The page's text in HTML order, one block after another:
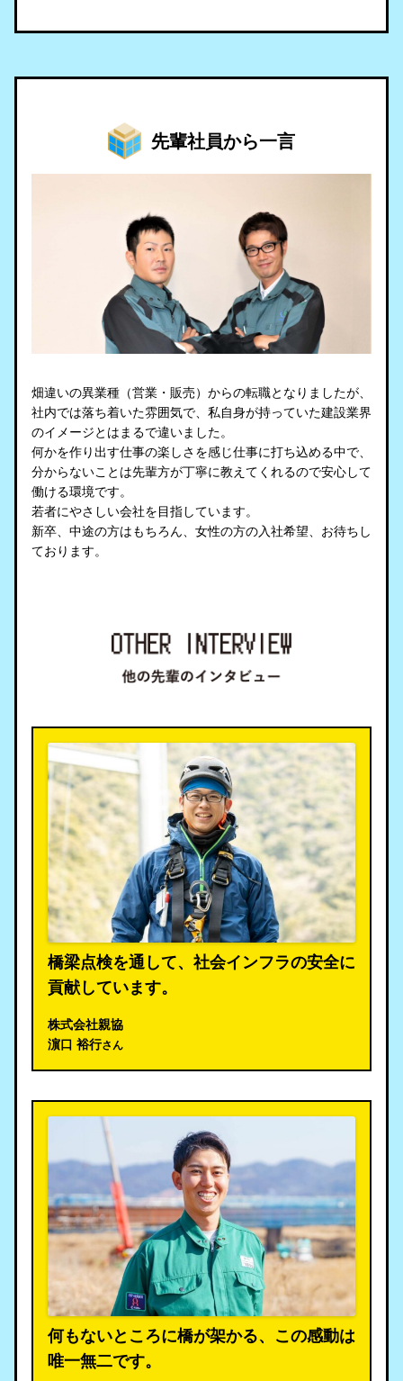
先輩社員から一言
畑違いの異業種（営業・販売）からの転職となりましたが、
社内では落ち着いた雰囲気で、私自身が持っていた建設業界
のイメージとはまるで違いました。
何かを作り出す仕事の楽しさを感じ仕事に打ち込める中で、
分からないことは先輩方が丁寧に教えてくれるので安心して
働ける環境です。
若者にやさしい会社を目指しています。
新卒、中途の方はもちろん、女性の方の入社希望、お待ちし
ております。
橋梁点検を通して、社会インフラの安全に
貢献しています。
株式会社親協
濵口 裕行さん
何もないところに橋が架かる、この感動は
唯一無二です。